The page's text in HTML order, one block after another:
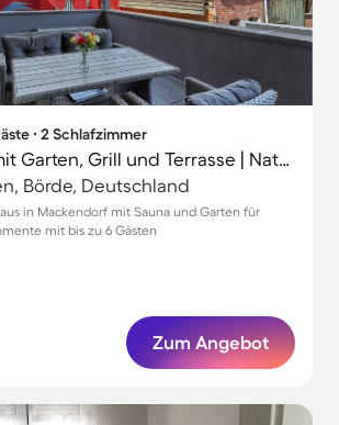
∙ 2 Schlafzimmer
Ferienhaus mit Garten, Grill und Terrasse | Naturblick
Börde, Deutschland
in Mackendorf mit Sauna und Garten für
mit bis zu 6 Gästen
Zum Angebot